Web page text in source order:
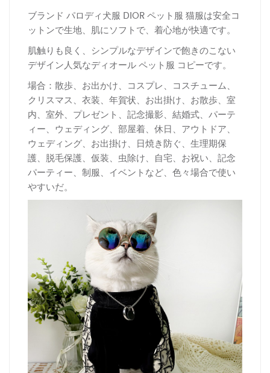
ブランド パロディ犬服 DIOR ペット服 猫服は安全コ
ットンで生地、肌にソフトで、着心地が快適です。
肌触りも良く、シンプルなデザインで飽きのこない
デザイン人気なディオール ペット服 コピーです。
場合：散歩、お出かけ、コスプレ、コスチューム、
クリスマス、衣装、年賀状、お出掛け、お散歩、室
内、室外、プレゼント、記念撮影、結婚式、パーテ
ィー、ウェディング、部屋着、休日、アウトドア、
ウェディング、お出掛け、日焼き防ぐ、生理期保
護、脱毛保護、仮装、虫除け、自宅、お祝い、記念
パーティー、制服、イベントなど、色々場合で使い
やすいだ。